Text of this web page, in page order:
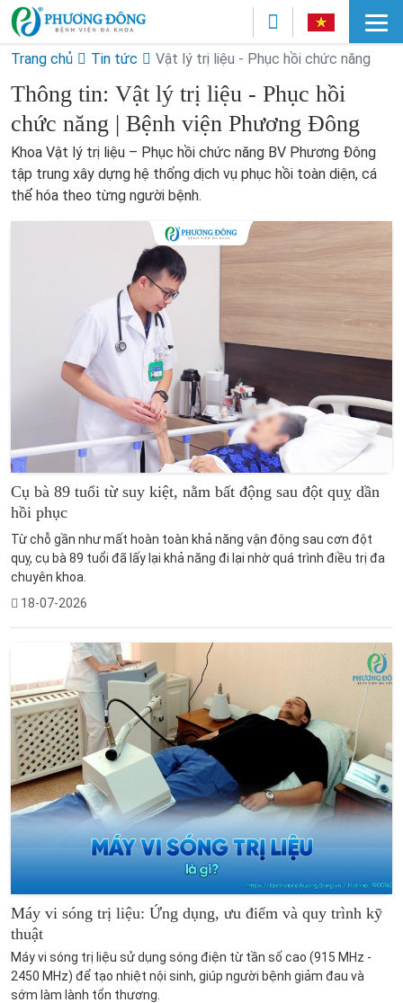
Trang chủ Tin tức Vật lý trị liệu - Phục hồi chức năng
Thông tin: Vật lý trị liệu - Phục hồi
chức năng | Bệnh viện Phương Đông
Khoa Vật lý trị liệu – Phục hồi chức năng BV Phương Đông
tập trung xây dựng hệ thống dịch vụ phục hồi toàn diện, cá
thể hóa theo từng người bệnh.
Cụ bà 89 tuổi từ suy kiệt, nằm bất động sau đột quỵ dần
hồi phục
Từ chỗ gần như mất hoàn toàn khả năng vận động sau cơn đột
quỵ, cụ bà 89 tuổi đã lấy lại khả năng đi lại nhờ quá trình điều trị đa
chuyên khoa.
18-07-2026
Máy vi sóng trị liệu: Ứng dụng, ưu điểm và quy trình kỹ
thuật
Máy vi sóng trị liệu sử dụng sóng điện từ tần số cao (915 MHz -
2450 MHz) để tạo nhiệt nội sinh, giúp người bệnh giảm đau và
sớm làm lành tổn thương.